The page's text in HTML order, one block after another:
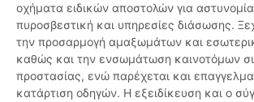
οχήματα ειδικών αποστολών για
πυροσβεστική και υπηρεσίες διάσωσης.
την προσαρμογή αμαξωμάτων και
καθώς και την ενσωμάτωση καινοτόμων
προστασίας, ενώ παρέχεται και
κατάρτιση οδηγών. Η εξειδίκευση και ο